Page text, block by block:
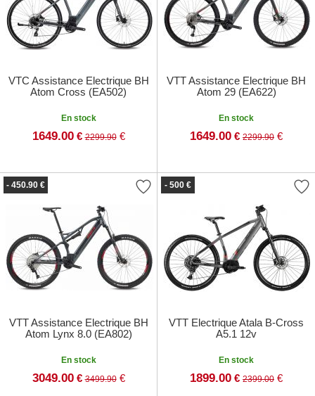
VTC Assistance Electrique BH
Atom Cross (EA502)
En stock
1649.00 € 2299.90€
VTT Assistance Electrique BH
Atom 29 (EA622)
En stock
1649.00 € 2299.90 €
- 450.90 €
VTT Assistance Electrique BH
Atom Lynx 8.0 (EA802)
En stock
3049.00 € 3499.90€
- 500 €
VTT Electrique Atala B-Cross
A5.1 12v
En stock
1899.00 € 2399.00 €